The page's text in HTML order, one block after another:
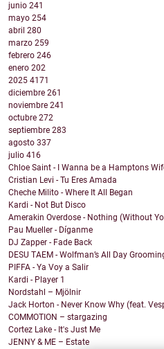
junio 241
mayo 254
abril 280
marzo 259
febrero 246
enero 202
2025 4171
diciembre 261
noviembre 241
octubre 272
septiembre 283
agosto 337
julio 416
Chloe Saint - I Wanna be a Hamptons
Cristian Levi - Tu Eres Amada
Cheche Milito - Where It All Began
Kardi - Not But Disco
Amerakin Overdose - Nothing (Without
Pau Mueller - Díganme
DJ Zapper - Fade Back
DESU TAEM - Wolfman’s All Day
PIFFA - Ya Voy a Salir
Kardi - Player 1
Nordstahl – Mjölnir
Jack Horton - Never Know Why (feat.
COMMOTION – stargazing
Cortez Lake - It's Just Me
JENNY & ME – Estate